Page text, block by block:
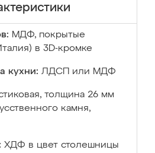
МДФ, покрытые
в 3D-кромке
кухни: ЛДСП или МДФ
толщина 26 мм
камня,
ХДФ в цвет столешницы